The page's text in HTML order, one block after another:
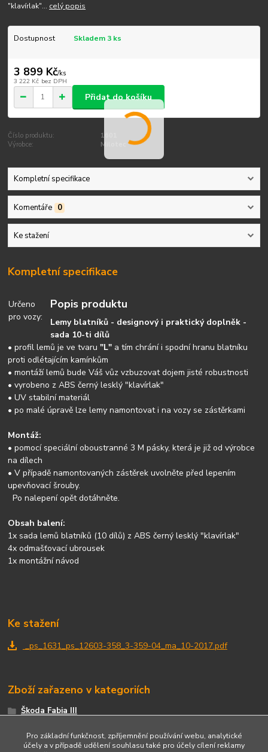
"klavírlak"... celý popis
Dostupnost Skladem 3 ks
3 899 Kč/ks
3 222 Kč bez DPH
Přidat do košíku
Číslo produktu:
1601
Výrobce:
Milotec
Kompletní specifikace
Komentáře 0
Ke stažení
Kompletní specifikace
Určeno
pro vozy:
Popis produktu
Lemy blatníků - designový i praktický doplněk -
sada 10-ti dílů
• profil lemů je ve tvaru"L" a tím chrání i spodní hranu blatníku
proti odlétajícím kamínkům
• montáží lemů bude Váš vůz vzbuzovat dojem jisté robustnosti
• vyrobeno z ABS černý lesklý "klavírlak"
• UV stabilní materiál
• po malé úpravě lze lemy namontovat i na vozy se zástěrkami
Montáž:
• pomocí speciální oboustranné 3 M pásky, která je již od výrobce
na dílech
• V případě namontovaných zástěrek uvolněte před lepením
upevňovací šrouby.
Po nalepení opět dotáhněte.
Obsah balení:
1x sada lemů blatníků (10 dílů) z ABS černý lesklý "klavírlak"
4x odmašťovací ubrousek
1x montážní návod
Ke stažení
_ps_1631_ps_12603-358_3-359-04_ma_10-2017.pdf
Zboží zařazeno v kategoriích
Škoda Fabia III
Pro základní funkčnost, zpříjemnění používání webu, analytické
účely a v případě udělení souhlasu také pro účely cílení reklamy